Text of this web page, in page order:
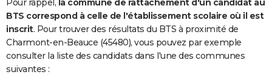
COPAINS D'AVANT
S'inscrire
Se connecter
Lycées
Collèges
Primaires
Universités
Entreprises
Service militaire
Avis de recherche
AVIS DE DÉCÈS
FORUM
Pour rappel, la commune de rattachement d'un candidat au
BTS correspond à celle de l'établissement scolaire où il est
inscrit. Pour trouver des résultats du BTS à proximité de
Charmont-en-Beauce (45480), vous pouvez par exemple
consulter la liste des candidats dans l'une des communes
suivantes :